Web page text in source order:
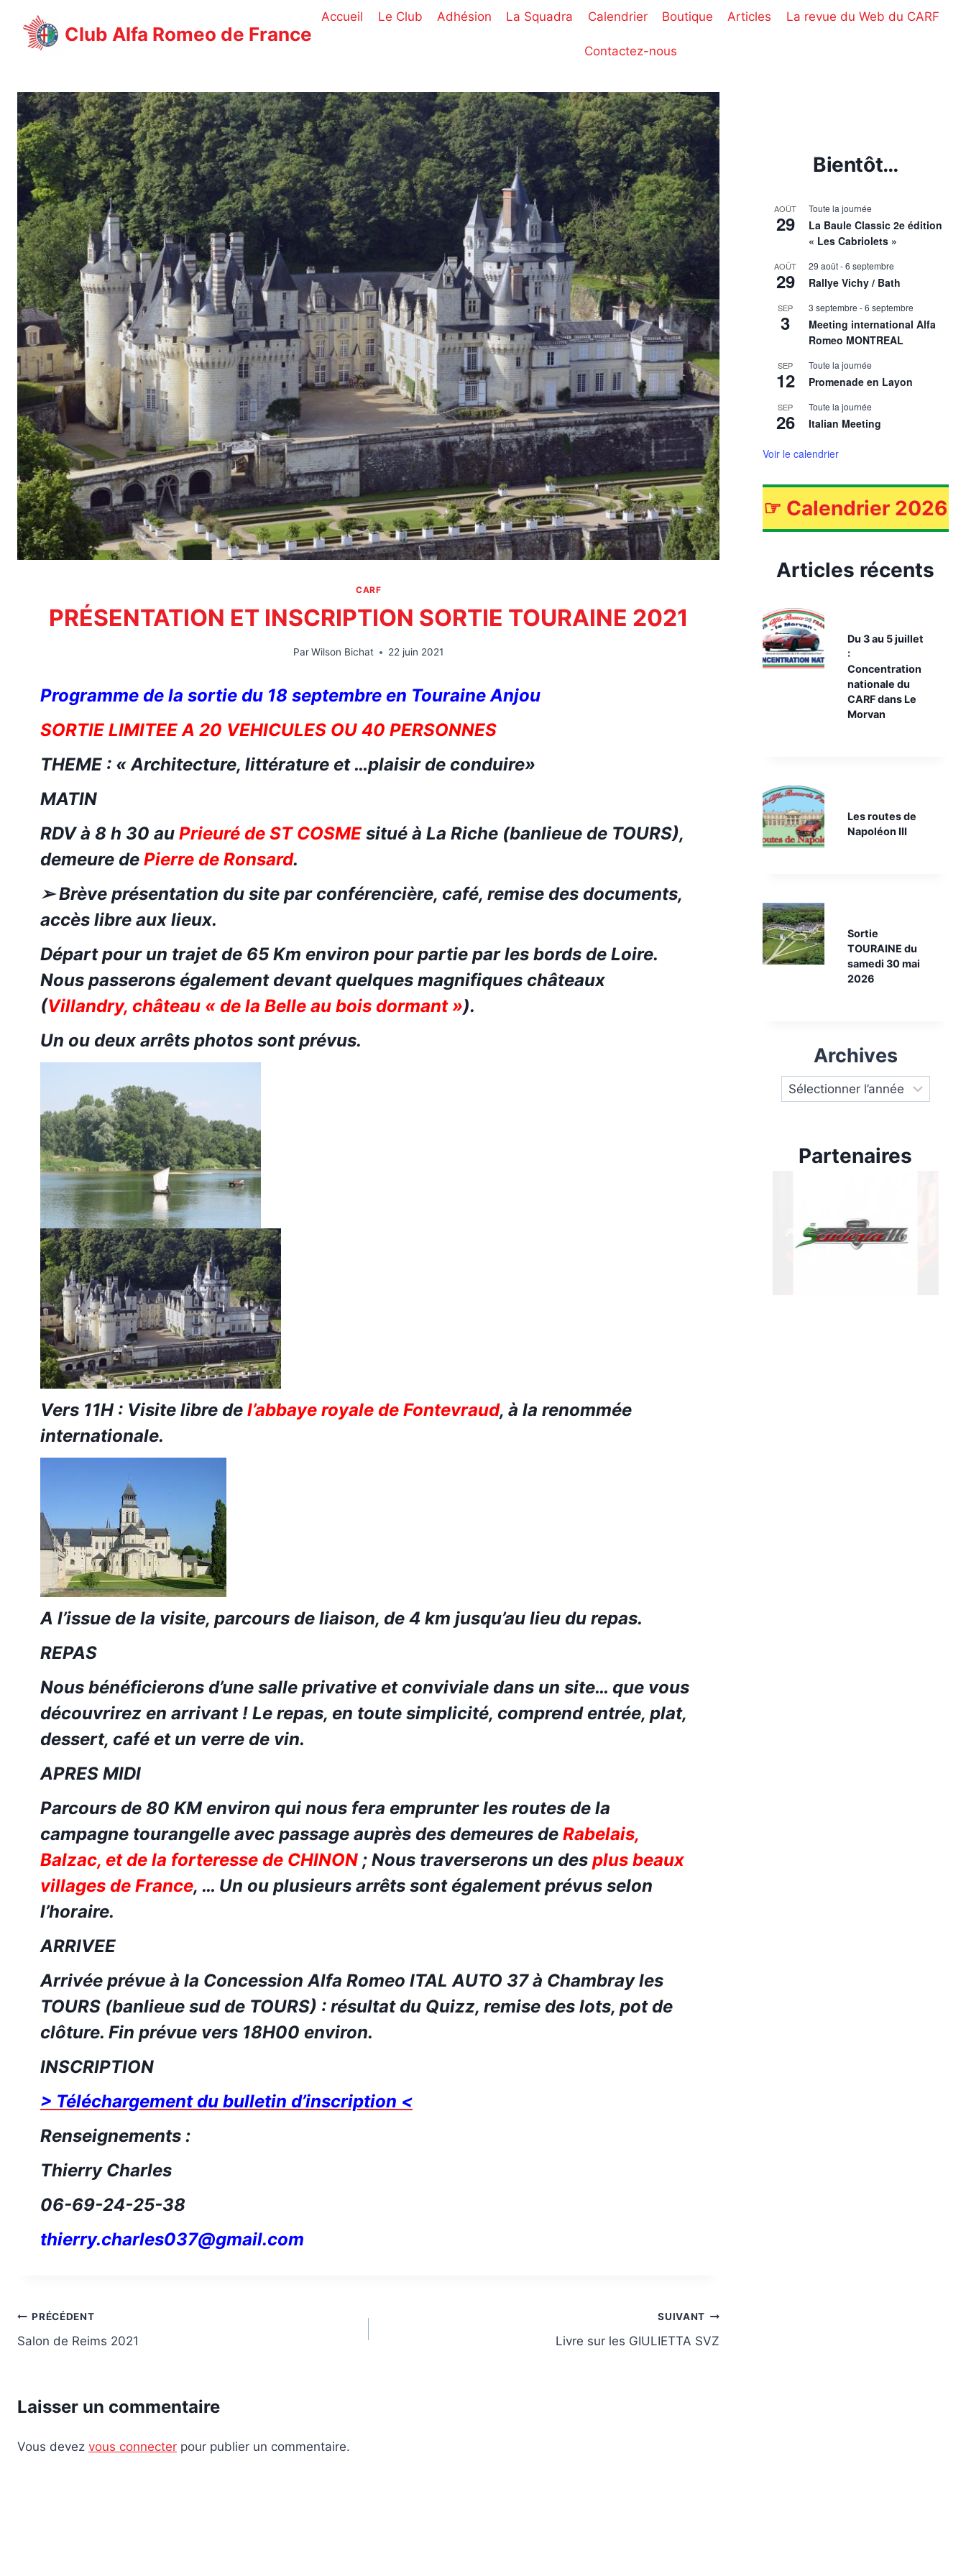
contenu
Club Alfa Romeo de France
Accueil Le Club Adhésion La Squadra Calendrier Boutique Articles La revue du Web du CARF
Contactez-nous
CARF
PRÉSENTATION ET INSCRIPTION SORTIE TOURAINE 2021
Par Wilson Bichat 22 juin 2021
Programme de la sortie du 18 septembre en Touraine Anjou
SORTIE LIMITEE A 20 VEHICULES OU 40 PERSONNES
THEME : « Architecture, littérature et …plaisir de conduire»
MATIN
RDV à 8 h 30 au Prieuré de ST COSME situé à La Riche (banlieue de TOURS),
demeure de Pierre de Ronsard.
➢Brève présentation du site par conférencière, café, remise des documents,
accès libre aux lieux.
Départ pour un trajet de 65 Km environ pour partie parles bords de Loire.
Nous passerons également devant quelques magnifiques châteaux
(Villandry, château « de la Belle au bois dormant»).
Un ou deux arrêts photos sont prévus.
Vers 11H : Visite libre de l’abbaye royale de Fontevraud, à la renommée
internationale.
A l’issue de la visite, parcours de liaison, de 4 km jusqu’au lieu du repas.
REPAS
Nous bénéficierons d’une salle privative et conviviale dans un site… que vous
découvrirez en arrivant ! Le repas, en toute simplicité, comprend entrée, plat,
dessert, café et un verre de vin.
APRES MIDI
Parcours de 80 KM environ qui nous fera emprunterles routes de la
campagne tourangelle avec passage auprès des demeures de Rabelais,
Balzac, et de la forteresse de CHINON ; Nous traverserons un des plus beaux
villages de France, … Un ou plusieurs arrêts sont également prévus selon
l’horaire.
ARRIVEE
Arrivée prévue à la Concession Alfa Romeo ITAL AUTO 37 à Chambray les
TOURS (banlieue sud de TOURS) : résultat du Quizz, remise des lots, pot de
clôture. Fin prévue vers 18H00 environ.
INSCRIPTION
> Téléchargement du bulletin d’inscription <
Renseignements :
Thierry Charles
06-69-24-25-38
thierry.charles037@gmail.com
Navigation
de
PRÉCÉDENT
Salon de Reims 2021
SUIVANT
Livre sur les GIULIETTA SVZ
Laisser un commentaire
Vous devez vous connecter pour publier un commentaire.
Bientôt…
AOÛT
29
Toute la journée
La Baule Classic 2e édition
« Les Cabriolets »
AOÛT
29
29 août-6 septembre
Rallye Vichy / Bath
SEP
3
3 septembre -6 septembre
Meeting international Alfa
Romeo MONTREAL
SEP
12
Toute la journée
Promenade en Layon
SEP
26
Toute la journée
Italian Meeting
Voir le calendrier
☞ Calendrier 2026
Articles récents
Du 3 au 5 juillet
:
Concentration
nationale du
CARF dans Le
Morvan
Les routes de
Napoléon III
Sortie
TOURAINE du
samedi 30 mai
2026
Archives
Partenaires